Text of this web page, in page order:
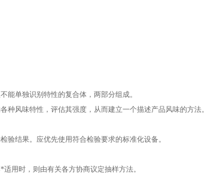
单独识别特性的复合体，两部分组成。
风味特性，评估其强度，从而建立一个描述产品风味的方法。
结果。应优先使用符合检验要求的标准化设备。
用时，则由有关各方协商议定抽样方法。